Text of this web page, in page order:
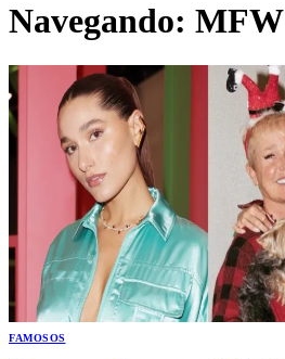
Navegando: MFW
FAMOSOS